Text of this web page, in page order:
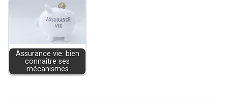
Assurance vie: bien
connaître ses
mécanismes